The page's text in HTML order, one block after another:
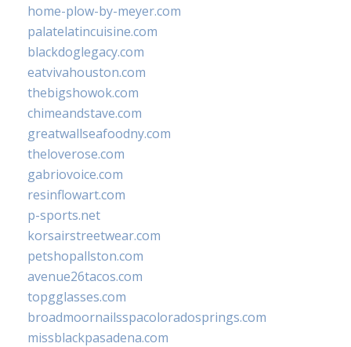
home-plow-by-meyer.com
palatelatincuisine.com
blackdoglegacy.com
eatvivahouston.com
thebigshowok.com
chimeandstave.com
greatwallseafoodny.com
theloverose.com
gabriovoice.com
resinflowart.com
p-sports.net
korsairstreetwear.com
petshopallston.com
avenue26tacos.com
topgglasses.com
broadmoornailsspacoloradosprings.com
missblackpasadena.com